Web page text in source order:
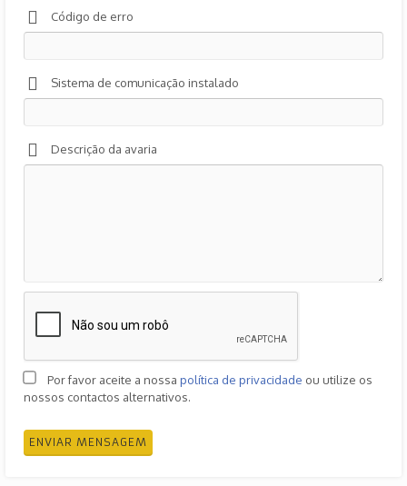
Código de erro
Sistema de comunicação instalado
Descrição da avaria
Por favor aceite a nossa política de privacidade ou utilize os
nossos contactos alternativos.
ENVIAR MENSAGEM